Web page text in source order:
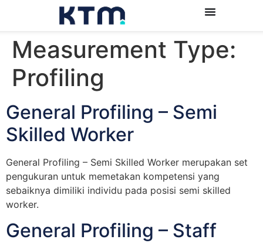
Measurement Type:
Profiling
General Profiling – Semi
Skilled Worker
General Profiling – Semi Skilled Worker merupakan set
pengukuran untuk memetakan kompetensi yang
sebaiknya dimiliki individu pada posisi semi skilled
worker.
General Profiling – Staff